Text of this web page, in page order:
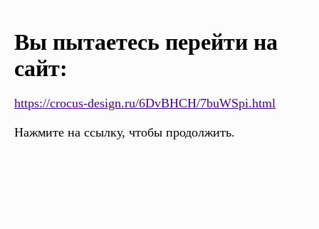
Вы пытаетесь перейти на
сайт:
https://crocus-design.ru/6DvBHCH/7buWSpi.html
Нажмите на ссылку, чтобы продолжить.